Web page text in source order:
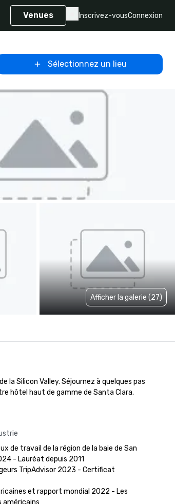
Venues Inscrivez-vousConnexion
Sélectionnez un lieu
Afficher la galerie (27)
la Silicon Valley. Séjournez à quelques pas
hôtel haut de gamme de Santa Clara.
de travail de la région de la baie de San
- Lauréat depuis 2011
TripAdvisor 2023 - Certificat
et rapport mondial 2022 - Les
américains